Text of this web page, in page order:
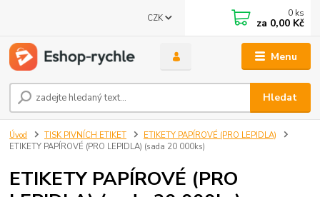
Menu
CZK
Hledat
0 ks
za 0,00 Kč
Úvod TISK PIVNÍCH ETIKET
ETIKETY PAPÍROVÉ (PRO LEPIDLA)
ETIKETY PAPÍROVÉ (PRO LEPIDLA) (sada 20 000ks)
ETIKETY PAPÍROVÉ (PRO